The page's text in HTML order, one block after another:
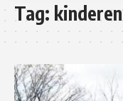
Tag: kinderen